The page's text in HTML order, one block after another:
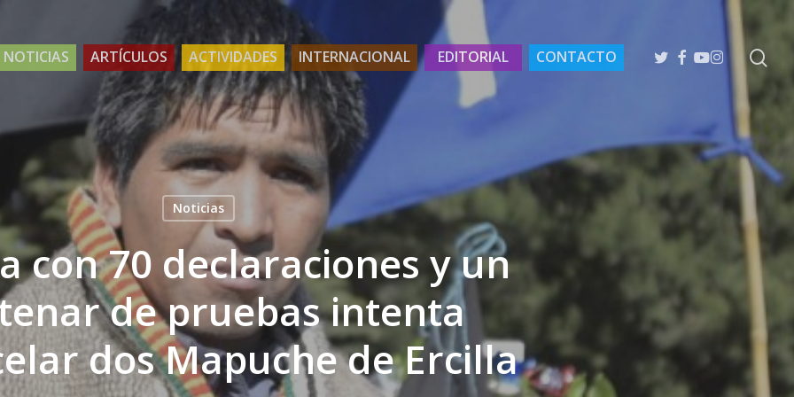
NOTICIAS ARTÍCULOS ACTIVIDADES INTERNACIONAL EDITORIAL CONTACTO TWITTER
FACEBOOK
YOUTUBE
INSTAGRAM
Noticias
con 70 declaraciones y un
de pruebas intenta
dos Mapuche de Ercilla